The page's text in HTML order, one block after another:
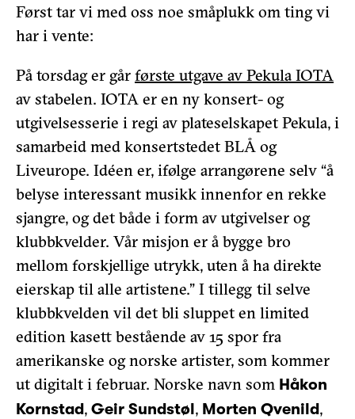
Først tar vi med oss noe småplukk om ting vi
har i vente:
På torsdag er går første utgave av Pekula IOTA
av stabelen. IOTA er en ny konsert- og
utgivelsesserie i regi av plateselskapet Pekula, i
samarbeid med konsertstedet BLÅ og
Liveurope. Idéen er, ifølge arrangørene selv “å
belyse interessant musikk innenfor en rekke
sjangre, og det både i form av utgivelser og
klubbkvelder. Vår misjon er å bygge bro
mellom forskjellige utrykk, uten å ha direkte
eierskap til alle artistene.” I tillegg til selve
klubbkvelden vil det bli sluppet en limited
edition kasett bestående av 15 spor fra
amerikanske og norske artister, som kommer
ut digitalt i februar. Norske navn som Håkon
Kornstad, Geir Sundstøl, Morten Qvenild,